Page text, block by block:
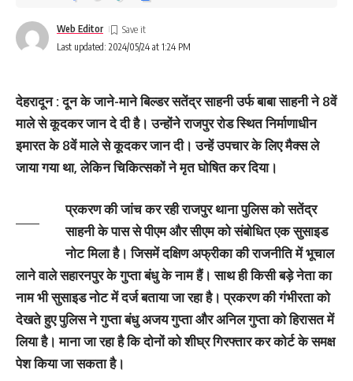
Last updated: 2024/05/24 at 1:24 PM
Web Editor
देहरादून :दून के जाने-माने बिल्डर सतेंद्र साहनी उर्फ बाबा साहनी ने 8वें
माले से कूदकर जान दे दी है। उन्होंने राजपुर रोड स्थित निर्माणाधीन
इमारत के 8वें माले से कूदकर जान दी। उन्हें उपचार के लिए मैक्स ले
जाया गया था, लेकिन चिकित्सकों ने मृत घोषित कर दिया।
प्रकरण की जांच कर रही राजपुर थाना पुलिस को सतेंद्र
साहनी के पास से पीएम और सीएम को संबोधित एक सुसाइड
नोट मिला है। जिसमें दक्षिण अफ्रीका की राजनीति में भूचाल
लाने वाले सहारनपुर के गुप्ता बंधु के नाम हैं। साथ ही किसी बड़े नेता का
नाम भी सुसाइड नोट में दर्ज बताया जा रहा है। प्रकरण की गंभीरता को
देखते हुए पुलिस ने गुप्ता बंधु अजय गुप्ता और अनिल गुप्ता को हिरासत में
लिया है। माना जा रहा है कि दोनों को शीघ्र गिरफ्तार कर कोर्ट के समक्ष
पेश किया जा सकता है।